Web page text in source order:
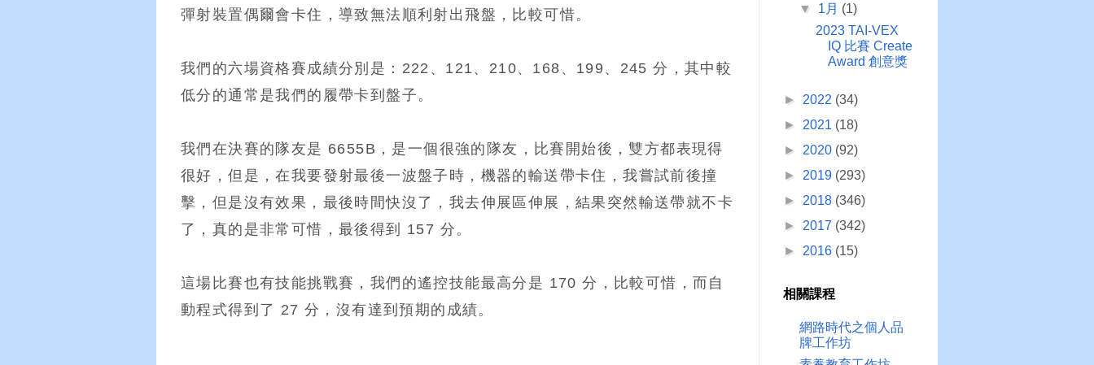
彈射裝置偶爾會卡住，導致無法順利射出飛盤，比較可惜。
我們的六場資格賽成績分別是：222、121、210、168、199、245 分，其中較
低分的通常是我們的履帶卡到盤子。
我們在決賽的隊友是 6655B，是一個很強的隊友，比賽開始後，雙方都表現得
很好，但是，在我要發射最後一波盤子時，機器的輸送帶卡住，我嘗試前後撞
擊，但是沒有效果，最後時間快沒了，我去伸展區伸展，結果突然輸送帶就不卡
了，真的是非常可惜，最後得到 157 分。
這場比賽也有技能挑戰賽，我們的遙控技能最高分是 170 分，比較可惜，而自
動程式得到了 27 分，沒有達到預期的成績。
▼ 1月 (1)
2023 TAI-VEX
IQ 比賽 Create
Award 創意獎
► 2022 (34)
► 2021 (18)
► 2020 (92)
► 2019 (293)
► 2018 (346)
► 2017 (342)
► 2016 (15)
相關課程
網路時代之個人品
牌工作坊